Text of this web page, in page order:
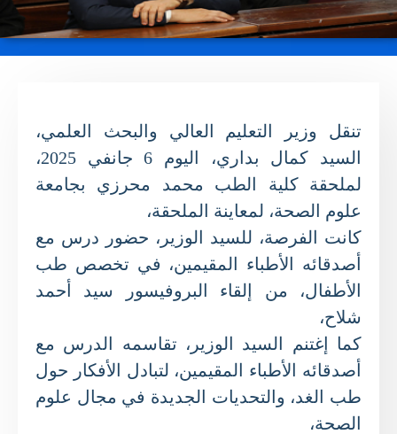
تنقل وزير التعليم العالي والبحث العلمي،
السيد كمال بداري، اليوم 6 جانفي 2025،
لملحقة كلية الطب محمد محرزي بجامعة
علوم الصحة، لمعاينة الملحقة،
كانت الفرصة، للسيد الوزير، حضور درس مع
أصدقائه الأطباء المقيمين، في تخصص طب
الأطفال، من إلقاء البروفيسور سيد أحمد
شلاح،
كما إغتنم السيد الوزير، تقاسمه الدرس مع
أصدقائه الأطباء المقيمين، لتبادل الأفكار حول
طب الغد، والتحديات الجديدة في مجال علوم
الصحة،